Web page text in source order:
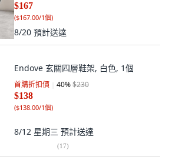
$167
($167.00/1個)
8/20 預計送達
Endove 玄關四層鞋架, 白色, 1個
首購折扣價 40%$230
$138
($138.00/1個)
8/12 星期三 預計送達
(17)